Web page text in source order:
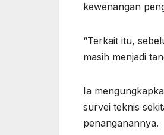
kewenangan
“Terkait itu,
masih menjadi
Ia
survei teknis
penanganannya.